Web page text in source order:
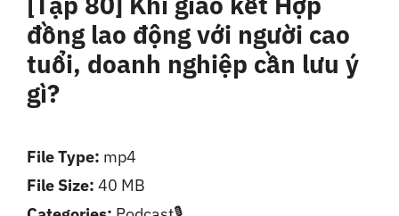
Chia Sẻ Chuyên Môn
Tin tức
đồng lao động với người cao
tuổi, doanh nghiệp cần lưu ý
gì?
File Type: mp4
File Size: 40 MB